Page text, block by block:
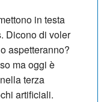
in testa
Dicono di voler
aspetteranno?
ma oggi è
terza
artificiali.